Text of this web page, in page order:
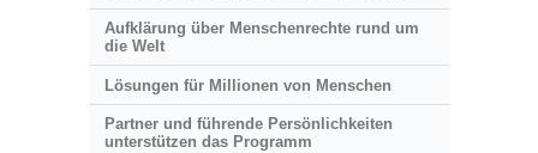
Aufklärung über Menschenrechte rund um
die Welt
Lösungen für Millionen von Menschen
Partner und führende Persönlichkeiten
unterstützen das Programm